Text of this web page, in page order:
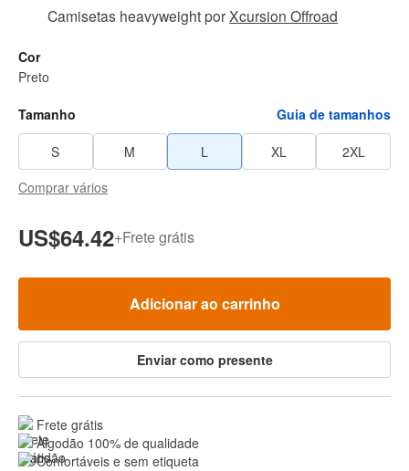
Camisetas heavyweightporXcursion Offroad
Cor
Preto
Tamanho Guia de tamanhos
S M L XL
2XL
Comprar vários
US$64.42+Frete grátis
Adicionar ao carrinho
Enviar como presente
Frete grátis
Algodão 100% de qualidade
Confortáveis e sem etiqueta